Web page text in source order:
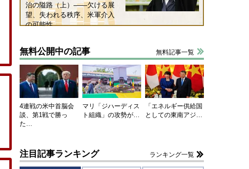
治の隘路（上）――欠ける展
望、失われる秩序、米軍介入
の可能性
無料公開中の記事 無料記事一覧
4連戦の米中首脳会
談、第1戦で勝っ
た…
マリ「ジハーディス
ト組織」の攻勢が…
「エネルギー供給国
としての東南アジ…
注目記事ランキング ランキング一覧